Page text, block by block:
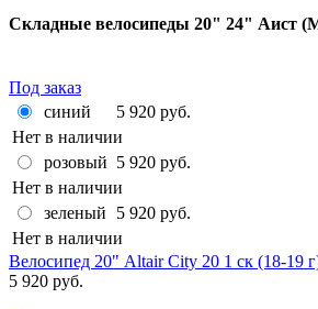
Складные велосипеды 20" 24" Аист
Под заказ
синий
5 920 руб.
Нет в наличии
розовый 5 920 руб.
Нет в наличии
зеленый
5 920 руб.
Нет в наличии
Велосипед 20" Altair City 20 1 ск (18-19
5 920 руб.